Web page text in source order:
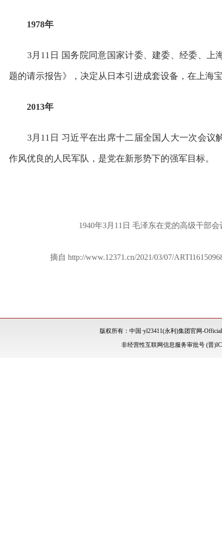
1978年
3月11日 国务院同意国家计委、建委、经委、上
题的请示报告》，决定从日本引进成套设备，在上海
2013年
3月11日 习近平在出席十二届全国人大一次会议
作风优良的人民军队，是党在新形势下的强军目标。
1940年3月11日 毛泽东在党的高级干部
摘自 http://www.12371.cn/2021/03/07/
版权所有：中国·yl23411(永利)集团官网-
非经营性互联网信息服务审批号 (晋